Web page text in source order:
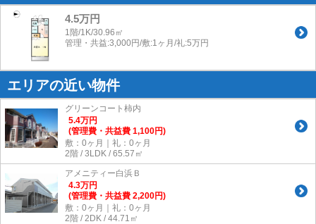
4.5万円
1階/1K/30.96㎡
管理・共益:3,000円/敷:1ヶ月/礼:5万円
エリアの近い物件
グリーンコート柿内
5.4万円
(管理費・共益費 1,100円)
敷：0ヶ月｜礼：0ヶ月
2階 / 3LDK / 65.57㎡
アメニティー白浜Ｂ
4.3万円
(管理費・共益費 2,200円)
敷：0ヶ月｜礼：0ヶ月
2階 / 2DK / 44.71㎡